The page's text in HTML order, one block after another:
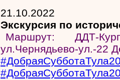
21.10.2022
Экскурсия по
Маршрут: ДДТ-
ул.Чернядьево-ул.-22